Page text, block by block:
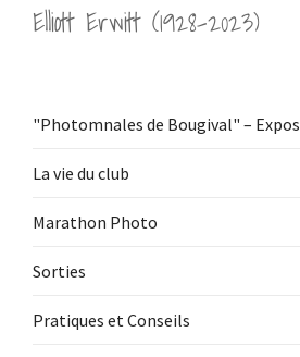
Elliott Erwitt (1928-2023)
"Photomnales de Bougival" – Expos
La vie du club
Marathon Photo
Sorties
Pratiques et Conseils